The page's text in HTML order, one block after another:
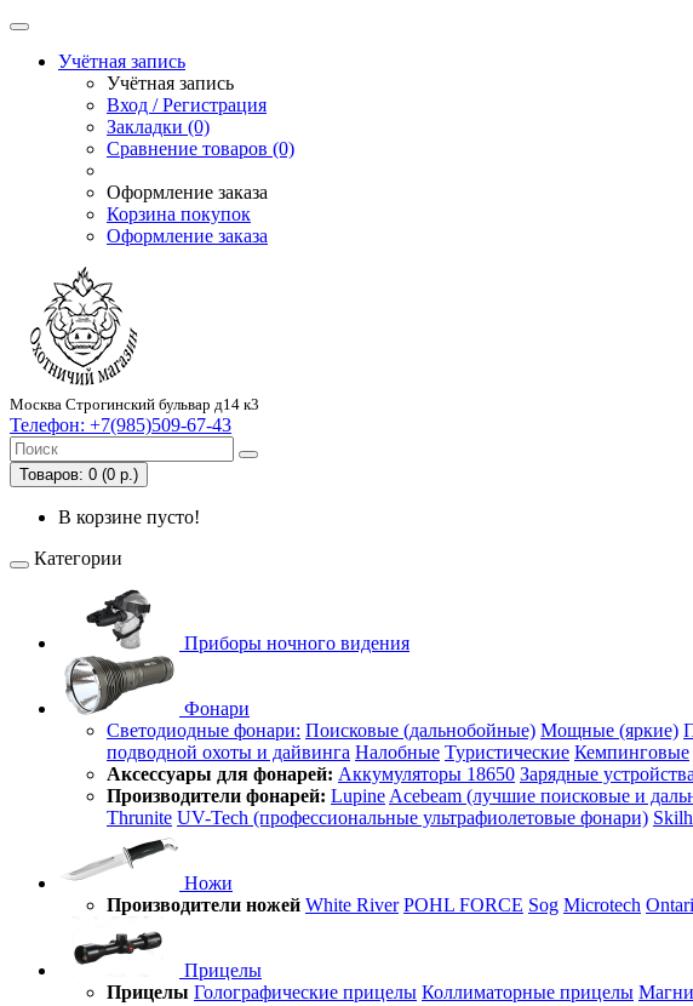
Учётная запись
Учётная запись
Вход / Регистрация
Закладки (0)
Сравнение товаров (0)
Оформление заказа
Корзина покупок
Оформление заказа
Москва Строгинский бульвар д14 к3
Телефон: +7(985)509-67-43
Товаров: 0 (0 р.)
В корзине пусто!
Категории
Приборы ночного видения
Фонари
Светодиодные фонари: Поисковые (дальнобойные) Мощные (яркие)
подводной охоты и дайвинга Налобные Туристические Кемпинговые
Аксессуары для фонарей: Аккумуляторы 18650 Зарядные устройства
Производители фонарей: Lupine Acebeam (лучшие поисковые и
Thrunite UV-Tech (профессиональные ультрафиолетовые фонари)
Ножи
Производители ножей White River POHL FORCE Sog Microtech
Прицелы
Прицелы Голографические прицелы Коллиматорные прицелы